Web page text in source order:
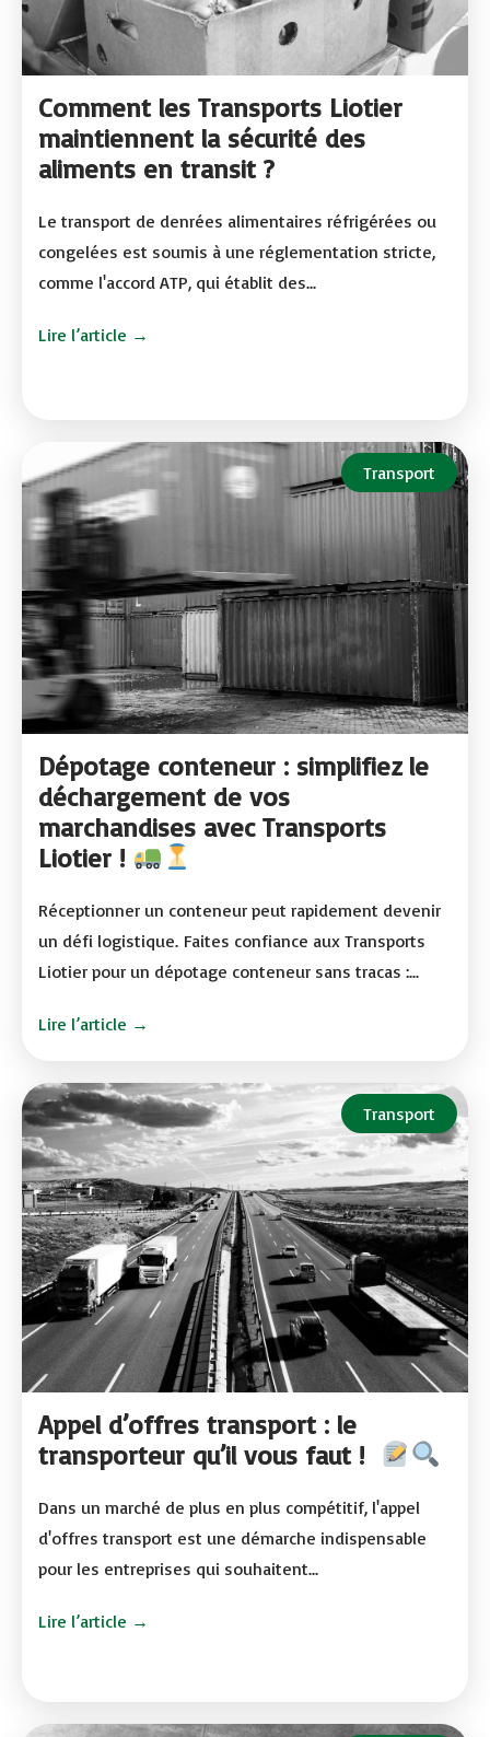
Comment les Transports Liotier
maintiennent la sécurité des
aliments en transit ?
Le transport de denrées alimentaires réfrigérées ou
congelées est soumis à une réglementation stricte,
comme l'accord ATP, qui établit des...
Lire l’article →
Transport
Dépotage conteneur : simplifiez le
déchargement de vos
marchandises avec Transports
Liotier !
Réceptionner un conteneur peut rapidement devenir
un défi logistique. Faites confiance aux Transports
Liotier pour un dépotage conteneur sans tracas :...
Lire l’article →
Transport
Appel d’offres transport : le
transporteur qu’il vous faut !
Dans un marché de plus en plus compétitif, l'appel
d'offres transport est une démarche indispensable
pour les entreprises qui souhaitent...
Lire l’article →